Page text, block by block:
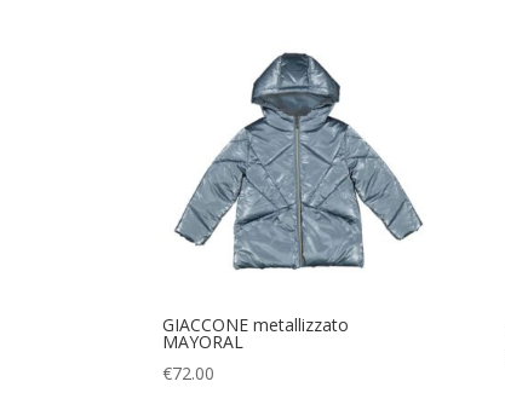
GIACCONE metallizzato
MAYORAL
€72.00